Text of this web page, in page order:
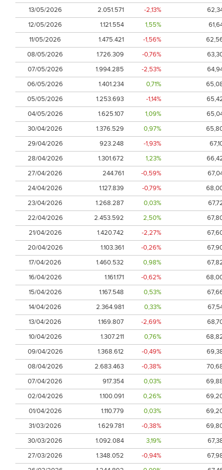
13/05/2026
2.051.571 -2,13%
12/05/2026
1.121.554 1,55%
11/05/2026
1.475.421 -1,56%
08/05/2026
1.726.309 -0,76%
07/05/2026
1.994.285 -2,53%
06/05/2026
1.401.234 0,71%
05/05/2026
1.253.693 -1,14%
04/05/2026
1.625.107 1,09%
30/04/2026
1.376.529 0,97%
29/04/2026
923.248 -1,93%
28/04/2026
1.301.672 1,23%
27/04/2026
244.761 -0,59%
24/04/2026
1.127.839 -0,79%
23/04/2026
1.268.287 0,03%
22/04/2026
2.453.592 2,50%
21/04/2026
1.420.742 -2,27%
20/04/2026
1.103.361 -0,26%
17/04/2026
1.460.532 0,98%
16/04/2026
1.161.171 -0,62%
15/04/2026
1.167.548 0,53%
14/04/2026
2.364.981 0,33%
13/04/2026
1.169.807 -2,69%
10/04/2026
1.307.211 0,76%
09/04/2026
1.368.612 -0,49%
08/04/2026
2.683.463 -0,38%
07/04/2026
917.354 0,03%
02/04/2026
1.100.091 0,26%
01/04/2026
1.110.779 0,03%
31/03/2026
1.629.781 -0,38%
30/03/2026
1.092.084 3,19%
27/03/2026
1.348.052 -0,94%